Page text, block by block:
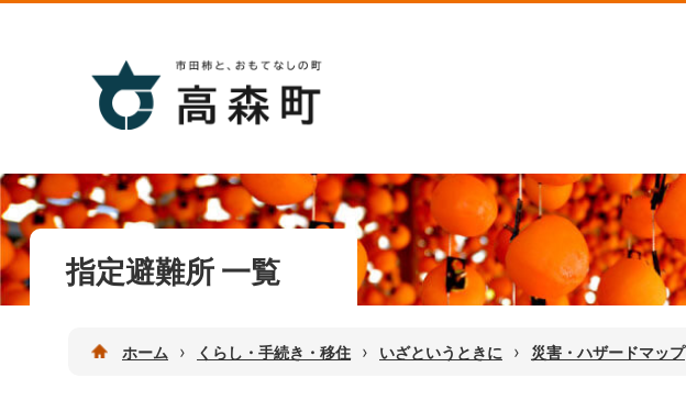
指定避難所 一覧
ホーム › くらし・手続き・移住 › いざというときに › 災害・ハザードマップ